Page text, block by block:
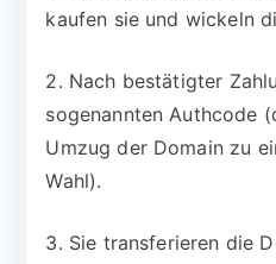
kaufen sie und wickeln
2. Nach bestätigter
sogenannten Authcode
Umzug der Domain zu
Wahl).
3. Sie transferieren die